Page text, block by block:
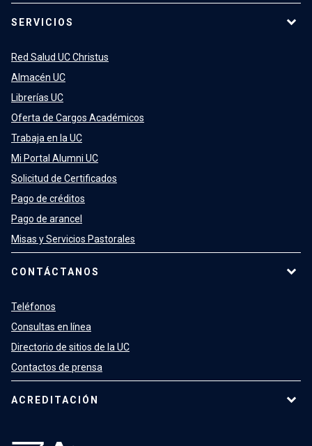
SERVICIOS
Red Salud UC Christus
Almacén UC
Librerías UC
Oferta de Cargos Académicos
Trabaja en la UC
Mi Portal Alumni UC
Solicitud de Certificados
Pago de créditos
Pago de arancel
Misas y Servicios Pastorales
CONTÁCTANOS
Teléfonos
Consultas en línea
Directorio de sitios de la UC
Contactos de prensa
ACREDITACIÓN